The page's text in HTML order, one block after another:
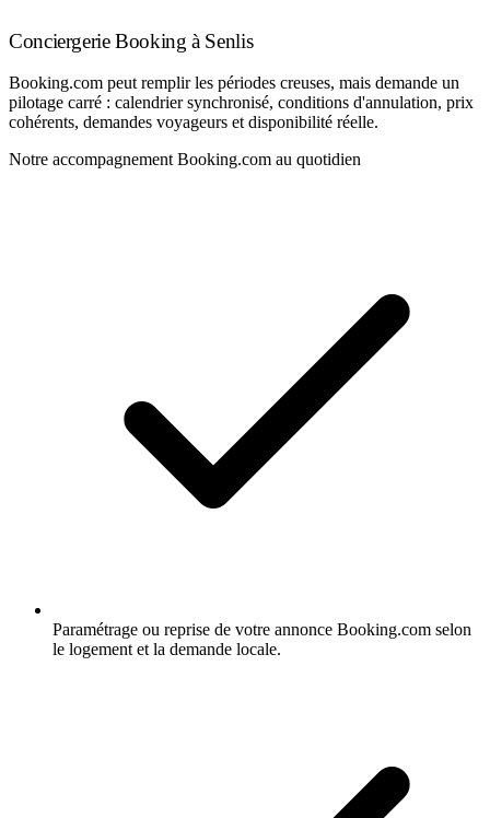
Conciergerie Booking à Senlis
Booking.com peut remplir les périodes creuses, mais demande un
pilotage carré : calendrier synchronisé, conditions d'annulation, prix
cohérents, demandes voyageurs et disponibilité réelle.
Notre accompagnement Booking.com au quotidien
Paramétrage ou reprise de votre annonce Booking.com selon
le logement et la demande locale.